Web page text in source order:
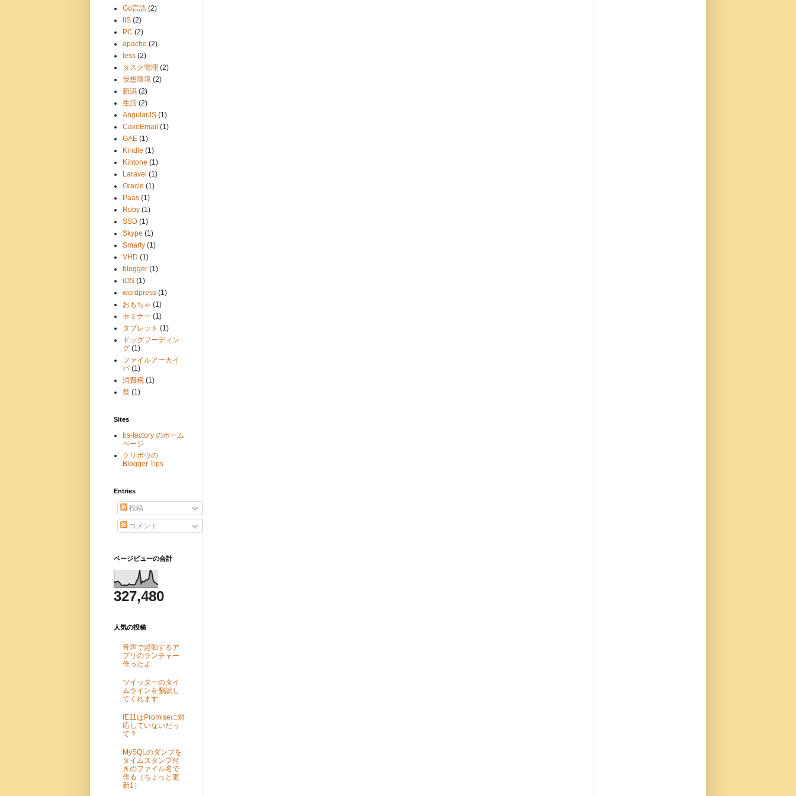
Go言語 (2)
IIS (2)
PC (2)
apache (2)
less (2)
タスク管理 (2)
仮想環境 (2)
新潟 (2)
生活 (2)
AngularJS (1)
CakeEmail (1)
GAE (1)
Kindle (1)
Kintone (1)
Laravel (1)
Oracle (1)
Paas (1)
Ruby (1)
SSD (1)
Skype (1)
Smarty (1)
VHD (1)
blogger (1)
iOS (1)
wordpress (1)
おもちゃ (1)
セミナー (1)
タブレット (1)
ドッグフーディン
グ (1)
ファイルアーカイ
バ (1)
消費税 (1)
祭 (1)
Sites
bs-factory のホーム
ページ
クリボウの
Blogger Tips
Entries
投稿
コメント
ページビューの合計
327,480
人気の投稿
音声で起動するア
プリのランチャー
作ったよ
ツイッターのタイ
ムラインを翻訳し
てくれます
IE11はPromiseに対
応していないだっ
て？
MySQLのダンプを
タイムスタンプ付
きのファイル名で
作る（ちょっと更
新1）